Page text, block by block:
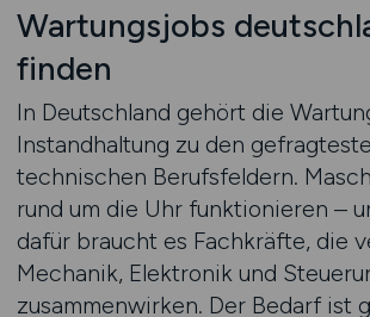
Wartungsjobs
finden
In Deutschland gehört die
Instandhaltung zu den
technischen Berufsfeldern.
rund um die Uhr funktionieren –
dafür braucht es Fachkräfte, die
Mechanik, Elektronik und
zusammenwirken. Der Bedarf ist